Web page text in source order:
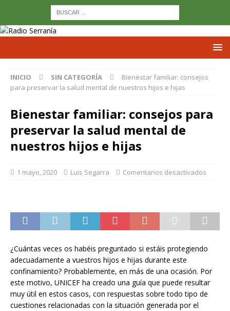
INICIO SIN CATEGORÍA
Bienestar familiar: consejos
para preservar la salud mental de nuestros hijos e hijas
Bienestar familiar: consejos para
preservar la salud mental de
nuestros hijos e hijas
1 mayo, 2020 Luis Segarra Comentarios desactivados
¿Cuántas veces os habéis preguntado si estáis protegiendo
adecuadamente a vuestros hijos e hijas durante este
confinamiento? Probablemente, en más de una ocasión. Por
este motivo, UNICEF ha creado una guía que puede resultar
muy útil en estos casos, con respuestas sobre todo tipo de
cuestiones relacionadas con la situación generada por el